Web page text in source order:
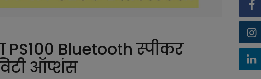
Bluetooth स्पीकर
ऑप्शंस